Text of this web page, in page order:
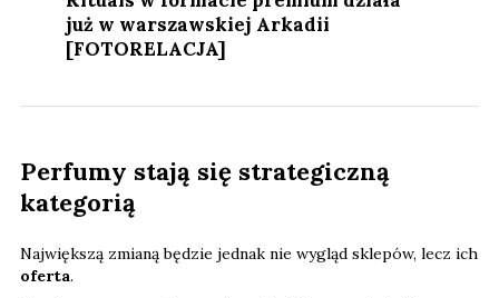
już w warszawskiej Arkadii
[FOTORELACJA]
Perfumy stają się strategiczną
kategorią
Największą zmianą będzie jednak nie wygląd sklepów, lecz ich
oferta.